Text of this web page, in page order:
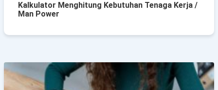
Kalkulator Menghitung Kebutuhan Tenaga Kerja /
Man Power